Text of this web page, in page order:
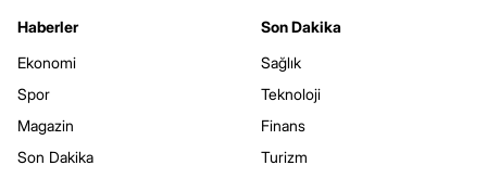
Haberler
Ekonomi
Spor
Magazin
Son Dakika
Son Dakika
Sağlık
Teknoloji
Finans
Turizm